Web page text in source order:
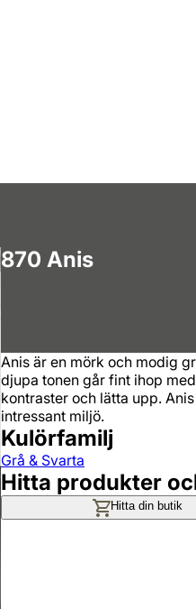
870 Anis
Anis är en mörk och modig
djupa tonen går fint ihop
kontraster och lätta upp.
intressant miljö.
Kulörfamilj
Grå & Svarta
Hitta produkter
Hitta din butik